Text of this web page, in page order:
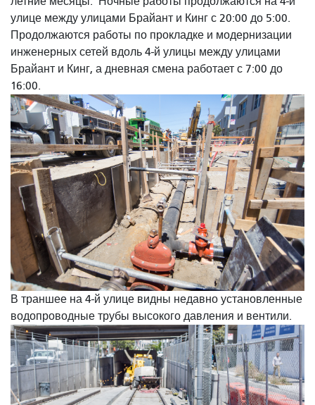
улице между улицами Брайант и Кинг с 20:00 до 5:00.
Продолжаются работы по прокладке и модернизации
инженерных сетей вдоль 4-й улицы между улицами
Брайант и Кинг, а дневная смена работает с 7:00 до
16:00.
В траншее на 4-й улице видны недавно установленные
водопроводные трубы высокого давления и вентили.